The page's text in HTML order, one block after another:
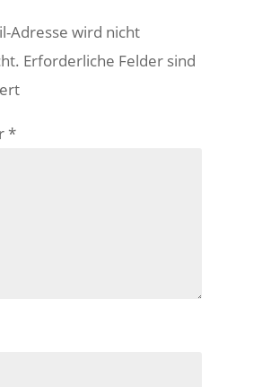
Adresse wird nicht
Erforderliche Felder sind
*